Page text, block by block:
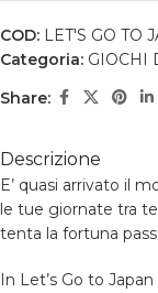
COD: LET'S GO TO
Categoria: GIOCHI
Share:
Descrizione
E’ quasi arrivato il
le tue giornate tra
tenta la fortuna
In Let’s Go to